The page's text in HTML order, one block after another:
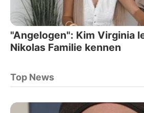
"Angelogen": Kim Virginia
Nikolas Familie kennen
Top News